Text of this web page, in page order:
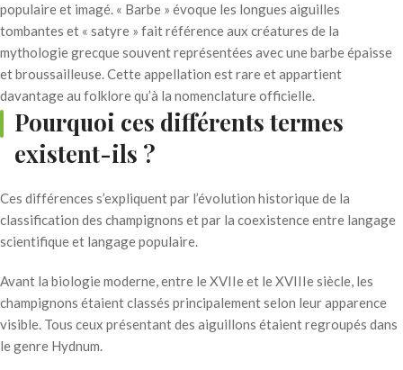
populaire et imagé. « Barbe » évoque les longues aiguilles
tombantes et « satyre » fait référence aux créatures de la
mythologie grecque souvent représentées avec une barbe épaisse
et broussailleuse. Cette appellation est rare et appartient
davantage au folklore qu’à la nomenclature officielle.
Pourquoi ces différents termes
existent-ils ?
Ces différences s’expliquent par l’évolution historique de la
classification des champignons et par la coexistence entre langage
scientifique et langage populaire.
Avant la biologie moderne, entre le XVIIe et le XVIIIe siècle, les
champignons étaient classés principalement selon leur apparence
visible. Tous ceux présentant des aiguillons étaient regroupés dans
le genre Hydnum.